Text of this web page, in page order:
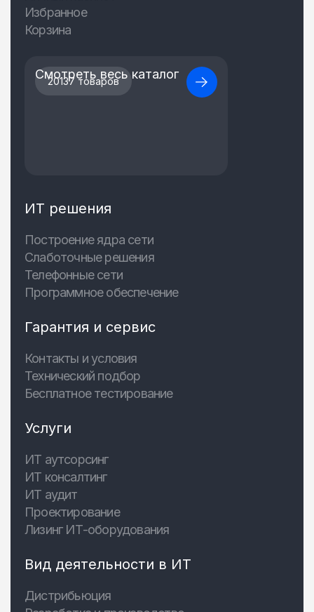
Избранное
Корзина
20137 товаров
Смотреть весь каталог
ИТ решения
Построение ядра сети
Слаботочные решения
Телефонные сети
Программное обеспечение
Гарантия и сервис
Контакты и условия
Технический подбор
Бесплатное тестирование
Услуги
ИТ аутсорсинг
ИТ консалтинг
ИТ аудит
Проектирование
Лизинг ИТ-оборудования
Вид деятельности в ИТ
Дистрибьюция